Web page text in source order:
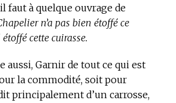
faut à quelque ouvrage de
n’a pas bien étoffé ce
cette cuirasse.
aussi, Garnir de tout ce qui est
la commodité, soit pour
principalement d’un carrosse,